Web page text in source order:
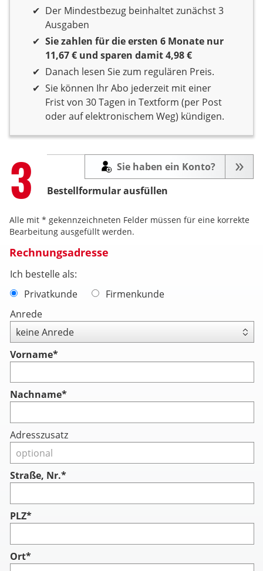
6 Monate Laufzeit
Der Mindestbezug beinhaltet zunächst 3
Ausgaben
Sie zahlen für die ersten 6 Monate nur
11,67 € und sparen damit 4,98 €
Danach lesen Sie zum regulären Preis.
Sie können Ihr Abo jederzeit mit einer
Frist von 30 Tagen in Textform (per Post
oder auf elektronischem Weg) kündigen.
Step
3 Bestellformular ausfüllen
Sie haben ein Konto?
Alle mit * gekennzeichneten Felder müssen für eine korrekte
Bearbeitung ausgefüllt werden.
Rechnungsadresse
Ich bestelle als:
Privatkunde
Firmenkunde
Anrede
Vorname*
Nachname*
Adresszusatz
Straße, Nr.*
PLZ*
Ort*